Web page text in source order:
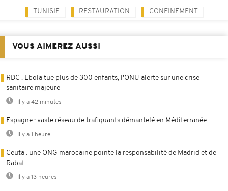
TUNISIE RESTAURATION CONFINEMENT
VOUS AIMEREZ AUSSI
RDC : Ebola tue plus de 300 enfants, l'ONU alerte sur une crise
sanitaire majeure
Il y a 42 minutes
Espagne : vaste réseau de trafiquants démantelé en Méditerranée
Il y a 1 heure
Ceuta : une ONG marocaine pointe la responsabilité de Madrid et de
Rabat
Il y a 13 heures